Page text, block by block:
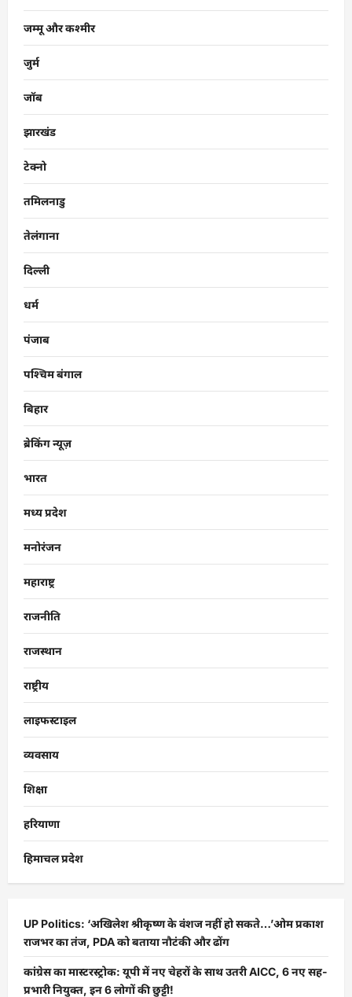
जम्मू और कश्मीर
जुर्म
जॉब
झारखंड
टेक्नो
तमिलनाडु
तेलंगाना
दिल्ली
धर्म
पंजाब
पश्चिम बंगाल
बिहार
ब्रेकिंग न्यूज़
भारत
मध्य प्रदेश
मनोरंजन
महाराष्ट्र
राजनीति
राजस्थान
राष्ट्रीय
लाइफस्टाइल
व्यवसाय
शिक्षा
हरियाणा
हिमाचल प्रदेश
UP Politics: ‘अखिलेश श्रीकृष्ण के वंशज नहीं हो सकते…’ओम प्रकाश
राजभर का तंज, PDA को बताया नौटंकी और ढोंग
कांग्रेस का मास्टरस्ट्रोक: यूपी में नए चेहरों के साथ उतरी AICC, 6 नए सह-
प्रभारी नियुक्त, इन 6 लोगों की छुट्टी!